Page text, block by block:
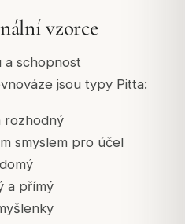
vzorce
a schopnost
jsou typy Pitta:
rozhodný
smyslem pro účel
a přímý